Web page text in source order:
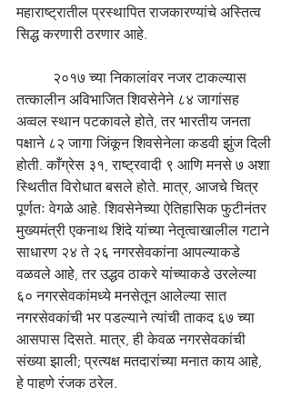
महाराष्ट्रातील प्रस्थापित राजकारण्यांचे अस्तित्व
सिद्ध करणारी ठरणार आहे.
तत्कालीन अविभाजित शिवसेनेने ८४ जागांसह
अव्वल स्थान पटकावले होते, तर भारतीय जनता
पक्षाने ८२ जागा जिंकून शिवसेनेला कडवी झुंज दिली
होती. काँग्रेस ३१, राष्ट्रवादी ९ आणि मनसे ७ अशा
स्थितीत विरोधात बसले होते. मात्र, आजचे चित्र
पूर्णतः वेगळे आहे. शिवसेनेच्या ऐतिहासिक फुटीनंतर
मुख्यमंत्री एकनाथ शिंदे यांच्या नेतृत्वाखालील गटाने
साधारण २४ ते २६ नगरसेवकांना आपल्याकडे
वळवले आहे, तर उद्धव ठाकरे यांच्याकडे उरलेल्या
६० नगरसेवकांमध्ये मनसेतून आलेल्या सात
नगरसेवकांची भर पडल्याने त्यांची ताकद ६७ च्या
आसपास दिसते. मात्र, ही केवळ नगरसेवकांची
संख्या झाली; प्रत्यक्ष मतदारांच्या मनात काय आहे,
हे पाहणे रंजक ठरेल.